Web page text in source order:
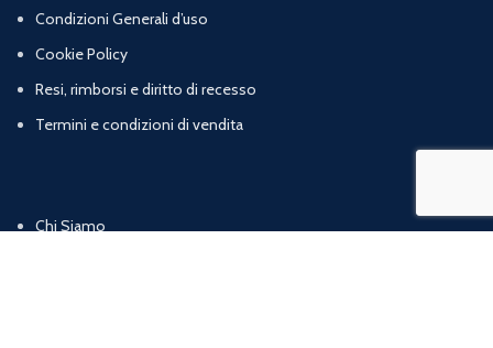
Condizioni Generali d’uso
Cookie Policy
Resi, rimborsi e diritto di recesso
Termini e condizioni di vendita
Chi Siamo